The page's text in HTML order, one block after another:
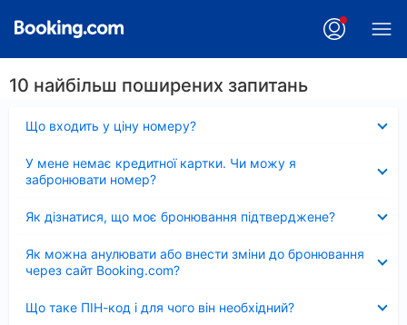
10 найбільш поширених запитань
Що входить у ціну номеру?
У мене немає кредитної картки. Чи можу я
забронювати номер?
Як дізнатися, що моє бронювання підтверджене?
Як можна анулювати або внести зміни до бронювання
через сайт Booking.com?
Що таке ПІН-код і для чого він необхідний?